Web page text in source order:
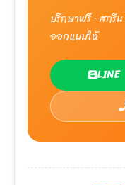
ปรึกษาฟรี · สกรี
ออกแบบให้
LINE